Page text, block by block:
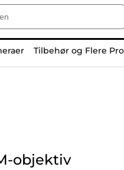
Tilbehør og Flere
objektiv